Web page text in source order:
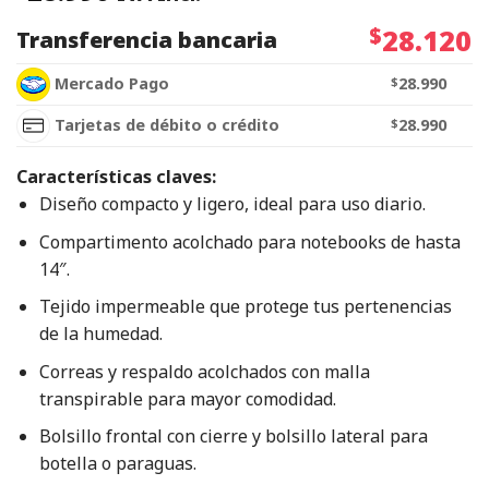
Transferencia bancaria
$28.120
Mercado Pago $28.990
Tarjetas de débito o crédito
$28.990
Características claves:
Diseño compacto y ligero, ideal para uso diario.
Compartimento acolchado para notebooks de hasta
14″.
Tejido impermeable que protege tus pertenencias
de la humedad.
Correas y respaldo acolchados con malla
transpirable para mayor comodidad.
Bolsillo frontal con cierre y bolsillo lateral para
botella o paraguas.